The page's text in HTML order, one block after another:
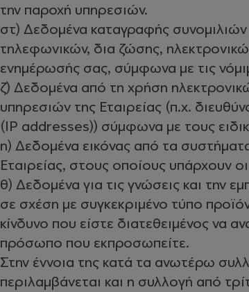
την παροχή υπηρεσιών.
στ) Δεδομένα καταγραφής συνομιλιών
τηλεφωνικών, δια ζώσης,
ενημέρωσής σας, σύμφωνα με τις
ζ) Δεδομένα από τη χρήση
υπηρεσιών της Εταιρείας (π.χ.
(IP addresses)) σύμφωνα με τους
η) Δεδομένα εικόνας από τα
Εταιρείας, στους οποίους υπάρχουν
θ) Δεδομένα για τις γνώσεις και την
σε σχέση με συγκεκριμένο τύπο
κίνδυνο που είστε διατεθειμένος να
πρόσωπο που εκπροσωπείτε.
Στην έννοια της κατά τα ανωτέρω
περιλαμβάνεται και η συλλογή από